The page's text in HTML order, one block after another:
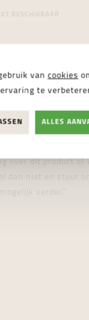
BESCHIKBAAR
je graag
over dit product of
dan niet en stuur
verder."
van cookies
ervaring te
ALLES